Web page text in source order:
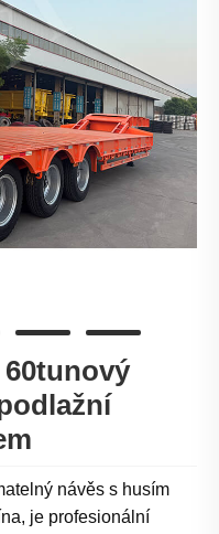
návěs s husím
je profesionální